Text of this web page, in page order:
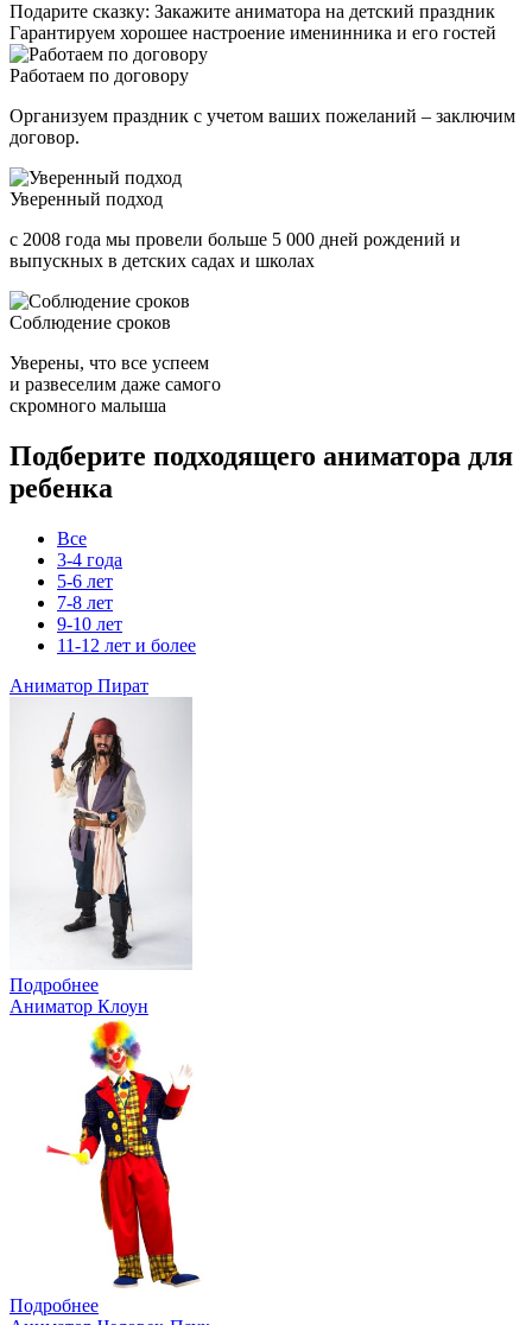
Подарите сказку: Закажите аниматора на детский праздник
Гарантируем хорошее настроение именинника и его гостей
Работаем по договору
Организуем праздник с учетом ваших пожеланий – заключим
договор.
Уверенный подход
с 2008 года мы провели больше 5 000 дней рождений и
выпускных в детских садах и школах
Соблюдение сроков
Уверены, что все успеем
и развеселим даже самого
скромного малыша
Подберите подходящего аниматора для
ребенка
Все
3-4 года
5-6 лет
7-8 лет
9-10 лет
11-12 лет и более
Аниматор Пират
Подробнее
Аниматор Клоун
Подробнее